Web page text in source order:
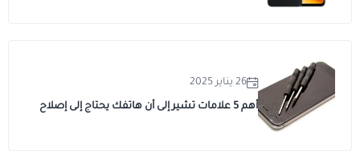
26 يناير 2025
أهم 5 علامات تشير إلى أن هاتفك يحتاج إلى إصلاح